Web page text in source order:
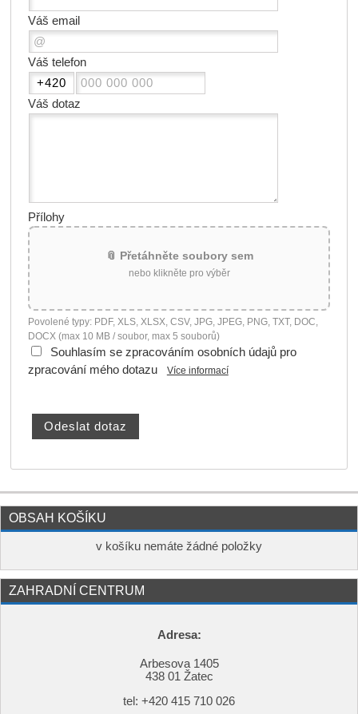
Váš email
Váš telefon
Váš dotaz
Přílohy
📎 Přetáhněte soubory sem
nebo klikněte pro výběr
Povolené typy: PDF, XLS, XLSX, CSV, JPG, JPEG, PNG, TXT, DOC,
DOCX (max 10 MB / soubor, max 5 souborů)
Souhlasím se zpracováním osobních údajů pro
zpracování mého dotazu
Více informací
OBSAH KOŠÍKU
v košíku nemáte žádné položky
ZAHRADNÍ CENTRUM
Adresa:
Arbesova 1405
438 01 Žatec
tel: +420 415 710 026